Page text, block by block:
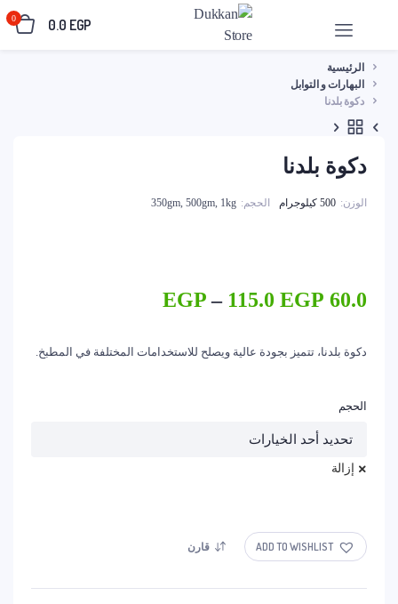
0.0 EGP
0
الرئيسية
البهارات و التوابل
دكوة بلدنا
دكوة بلدنا
الوزن 500 كيلوجرام الحجم 350gm, 500gm, 1kg
60.0
EGP – 115.0 EGP
نطاق
من
دكوة بلدنا، تتميز بجودة عالية ويصلح للاستخدامات المختلفة في المطبخ.
الحجم
إزالة
ADD TO WISHLIST قارن